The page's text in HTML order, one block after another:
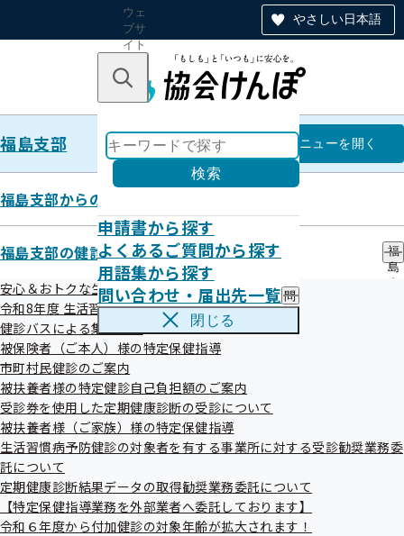
やさしい日本語
ウェ
ブサ
イト
のナ
ン
キーワードで探す
検索
申請書から探す
よくあるご質問から探す
用語集から探す
問い合わせ・届出先一覧 問
い
一
覧
サ
ブ
メ
閉じる
福島支部 福島支部
メニューを開く
福島支部からのお知らせ
福島支部の健診・保健指導のご案内
福
島
の
安心＆おトクな生活習慣病予防健診はコチラ！
令和8年度 生活習慣病予防健診について
健診バスによる集合健診
被保険者（ご本人）様の特定保健指導
市町村民健診のご案内
被扶養者様の特定健診自己負担額のご案内
受診券を使用した定期健康診断の受診について
被扶養者様（ご家族）様の特定保健指導
生活習慣病予防健診の対象者を有する事業所に対する受診勧奨業務委
託について
定期健康診断結果データの取得勧奨業務委託について
【特定保健指導業務を外部業者へ委託しております】
令和６年度から付加健診の対象年齢が拡大されます！
令和7年度「オンライン禁煙セミ
ナー」を開催します
令和07年12月01日
令和7年度「オンライン禁煙セミナー」を
開催します